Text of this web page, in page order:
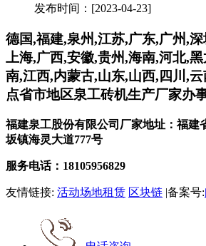
发布时间：[2023-04-23]
德国,福建,泉州,江苏,广东,广州,
上海,广西,安徽,贵州,海南,河北,
南,江西,内蒙古,山东,山西,四川,
点省市地区泉工砖机生产厂家办
福建泉工股份有限公司厂家地址：福建
坂镇海灵大道777号
服务电话：18105956829
友情链接: 活动场地租赁 区块链 |备案号: